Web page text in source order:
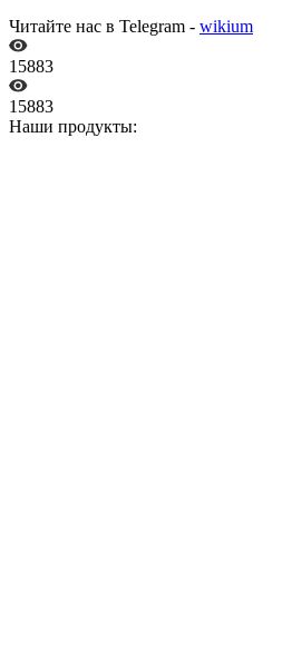
Читайте нас в Telegram - wikium
15883
15883
Наши продукты: